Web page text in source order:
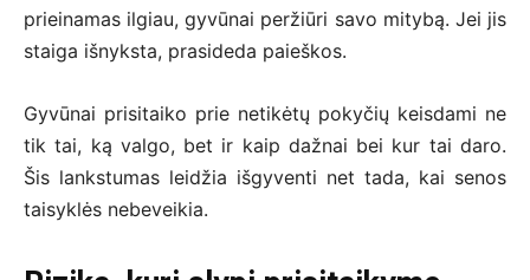
prieinamas ilgiau, gyvūnai peržiūri savo mitybą. Jei jis
staiga išnyksta, prasideda paieškos.
Gyvūnai prisitaiko prie netikėtų pokyčių keisdami ne
tik tai, ką valgo, bet ir kaip dažnai bei kur tai daro.
Šis lankstumas leidžia išgyventi net tada, kai senos
taisyklės nebeveikia.